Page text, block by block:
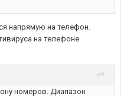
напрямую на телефон.
на телефоне
номеров. Диапазон